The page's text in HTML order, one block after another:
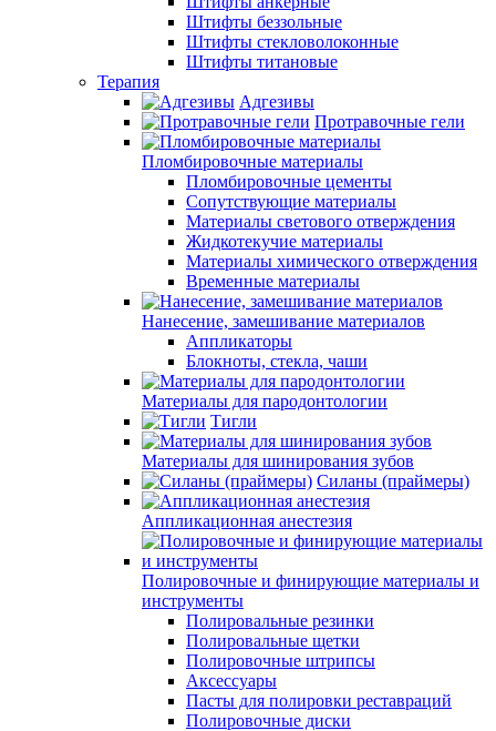
Штифты беззольные
Штифты стекловолоконные
Штифты титановые
Терапия
Адгезивы
Протравочные гели
Пломбировочные материалы
Пломбировочные цементы
Сопутствующие материалы
Материалы светового отверждения
Жидкотекучие материалы
Материалы химического отверждения
Временные материалы
Нанесение, замешивание материалов
Аппликаторы
Блокноты, стекла, чаши
Материалы для пародонтологии
Тигли
Материалы для шинирования зубов
Силаны (праймеры)
Аппликационная анестезия
Полировочные и финирующие материалы и
инструменты
Полировальные резинки
Полировальные щетки
Полировочные штрипсы
Аксессуары
Пасты для полировки реставраций
Полировочные диски